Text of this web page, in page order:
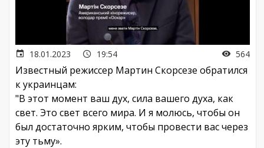
18.01.2023 19:54 564
Известный режиссер Мартин Скорсезе обратился
к украинцам:
"В этот момент ваш дух, сила вашего духа, как
свет. Это свет всего мира. И я молюсь, чтобы он
был достаточно ярким, чтобы провести вас через
эту тьму».